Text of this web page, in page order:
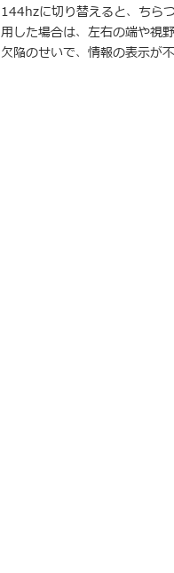
144hzに切り替えると、ちら
用した場合は、左右の端や視
欠陥のせいで、情報の表示